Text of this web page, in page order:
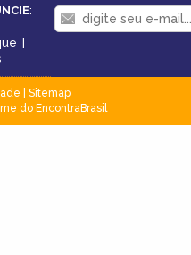
:
|
Sitemap
do EncontraBrasil